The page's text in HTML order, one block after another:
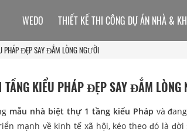
PHÁP ĐẸP SAY ĐẮM LÒNG NGƯỜI
TẦNG KIỂU PHÁP ĐẸP SAY ĐẮM LÒNG
mẫu nhà biệt thự 1 tầng kiểu Pháp và
mạnh về kinh tế xã hội, kéo theo đó là
WEDO THIẾT KẾ THI CÔNG DỰ ÁN NHÀ &